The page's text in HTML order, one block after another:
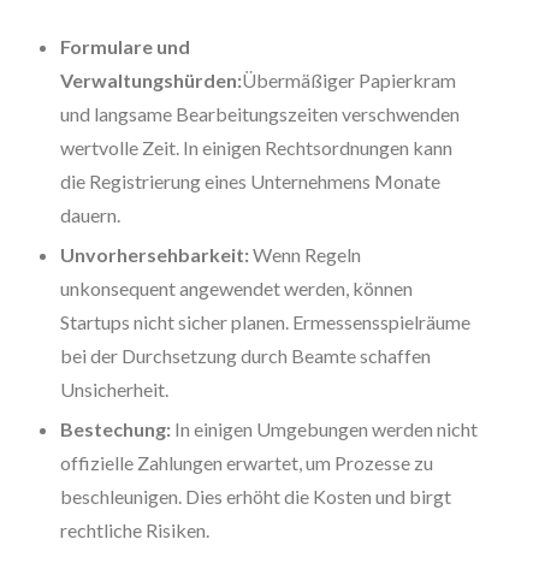
Formulare und
Verwaltungshürden:Übermäßiger Papierkram
und langsame Bearbeitungszeiten verschwenden
wertvolle Zeit. In einigen Rechtsordnungen kann
die Registrierung eines Unternehmens Monate
dauern.
Unvorhersehbarkeit:Wenn Regeln
unkonsequent angewendet werden, können
Startups nicht sicher planen. Ermessensspielräume
bei der Durchsetzung durch Beamte schaffen
Unsicherheit.
Bestechung: In einigen Umgebungen werden nicht
offizielle Zahlungen erwartet, um Prozesse zu
beschleunigen. Dies erhöht die Kosten und birgt
rechtliche Risiken.